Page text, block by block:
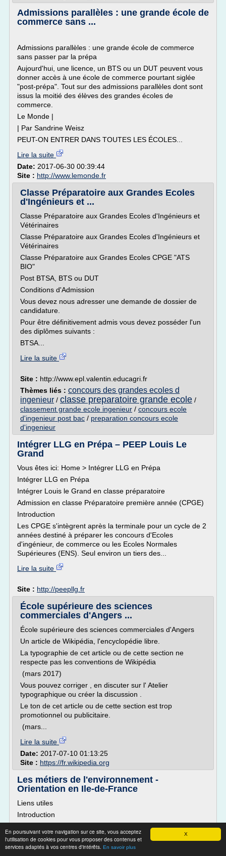
X
En poursuivant votre navigation sur ce site, vous acceptez
l'utilisation de cookies pour vous proposer des contenus et
services adaptés à vos centres d'intérêts. En savoir plus
Admissions parallèles : une grande école de
commerce sans ...
Admissions parallèles : une grande école de commerce
sans passer par la prépa
Aujourd'hui, une licence, un BTS ou un DUT peuvent vous
donner accès à une école de commerce pourtant siglée
"post-prépa". Tout sur des admissions parallèles dont sont
issus la moitié des élèves des grandes écoles de
commerce.
Le Monde |
| Par Sandrine Weisz
PEUT-ON ENTRER DANS TOUTES LES ÉCOLES...
Lire la suite
Date: 2017-06-30 00:39:44
Site : http://www.lemonde.fr
Classe Préparatoire aux Grandes Ecoles
d'Ingénieurs et ...
Classe Préparatoire aux Grandes Ecoles d'Ingénieurs et
Vétérinaires
Classe Préparatoire aux Grandes Ecoles d'Ingénieurs et
Vétérinaires
Classe Préparatoire aux Grandes Ecoles CPGE "ATS
BIO"
Post BTSA, BTS ou DUT
Conditions d'Admission
Vous devez nous adresser une demande de dossier de
candidature.
Pour être définitivement admis vous devez posséder l'un
des diplômes suivants :
BTSA...
Lire la suite
Site : http://www.epl.valentin.educagri.fr
Thèmes liés : concours des grandes ecoles d
ingenieur / classe preparatoire grande ecole /
classement grande ecole ingenieur / concours ecole
d'ingenieur post bac / preparation concours ecole
d'ingenieur
Intégrer LLG en Prépa – PEEP Louis Le
Grand
Vous êtes ici: Home > Intégrer LLG en Prépa
Intégrer LLG en Prépa
Intégrer Louis le Grand en classe préparatoire
Admission en classe Préparatoire première année (CPGE)
Introduction
Les CPGE s'intègrent après la terminale pour un cycle de 2
années destiné à préparer les concours d'Ecoles
d'ingénieur, de commerce ou les Ecoles Normales
Supérieures (ENS). Seul environ un tiers des...
Lire la suite
Site : http://peepllg.fr
École supérieure des sciences
commerciales d'Angers ...
École supérieure des sciences commerciales d'Angers
Un article de Wikipédia, l'encyclopédie libre.
La typographie de cet article ou de cette section ne
respecte pas les conventions de Wikipédia
(mars 2017)
Vous pouvez corriger , en discuter sur l' Atelier
typographique ou créer la discussion .
Le ton de cet article ou de cette section est trop
promotionnel ou publicitaire.
(mars...
Lire la suite
Date: 2017-07-10 01:13:25
Site : https://fr.wikipedia.org
Les métiers de l'environnement -
Orientation en Ile-de-France
Liens utiles
Introduction
Les champs d'application des professionnels de
l'environnement sont nombreux : protection de la nature,
épuration des eaux, développement de technologies